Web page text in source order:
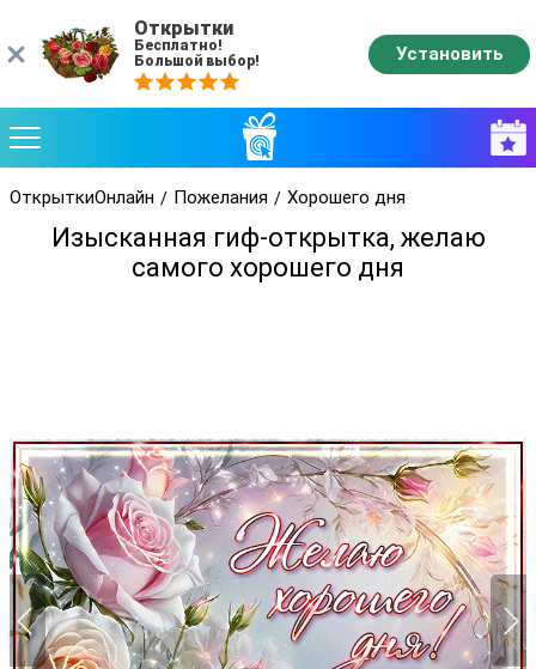
ОткрыткиОнлайн Пожелания Хорошего дня
Изысканная гиф-открытка, желаю
самого хорошего дня
Открытки
Бесплатно!
Большой выбор!
Установить